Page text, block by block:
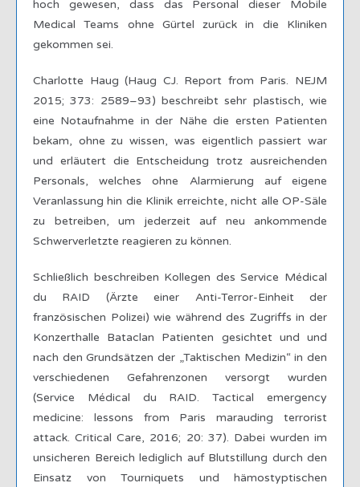
hoch gewesen, dass das Personal dieser Mobile
Medical Teams ohne Gürtel zurück in die Kliniken
gekommen sei.
Charlotte Haug (Haug CJ. Report from Paris. NEJM
2015; 373: 2589–93) beschreibt sehr plastisch, wie
eine Notaufnahme in der Nähe die ersten Patienten
bekam, ohne zu wissen, was eigentlich passiert war
und erläutert die Entscheidung trotz ausreichenden
Personals, welches ohne Alarmierung auf eigene
Veranlassung hin die Klinik erreichte, nicht alle OP-Säle
zu betreiben, um jederzeit auf neu ankommende
Schwerverletzte reagieren zu können.
Schließlich beschreiben Kollegen des Service Médical
du RAID (Ärzte einer Anti-Terror-Einheit der
französischen Polizei) wie während des Zugriffs in der
Konzerthalle Bataclan Patienten gesichtet und und
nach den Grundsätzen der „Taktischen Medizin“ in den
verschiedenen Gefahrenzonen versorgt wurden
(Service Médical du RAID. Tactical emergency
medicine: lessons from Paris marauding terrorist
attack. Critical Care, 2016; 20: 37). Dabei wurden im
unsicheren Bereich lediglich auf Blutstillung durch den
Einsatz von Tourniquets und hämostyptischen